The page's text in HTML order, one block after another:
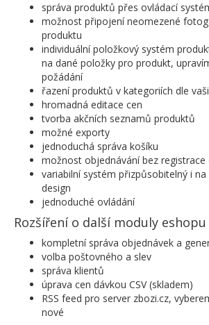
správa produktů přes ovládací
možnost připojení neomezené
produktu
individuální položkový systém
na dané položky pro produkt,
požádání
řazení produktů v kategoriích dle
hromadná editace cen
tvorba akčních seznamů produktů
možné exporty
jednoduchá správa košíku
možnost objednávání bez registrace
variabilní systém přizpůsobitelný i
design
jednoduché ovládání
Rozšíření o další moduly eshopu
kompletní správa objednávek a
volba poštovného a slev
správa klientů
úprava cen dávkou CSV (skladem)
RSS feed pro server zbozi.cz,
nové